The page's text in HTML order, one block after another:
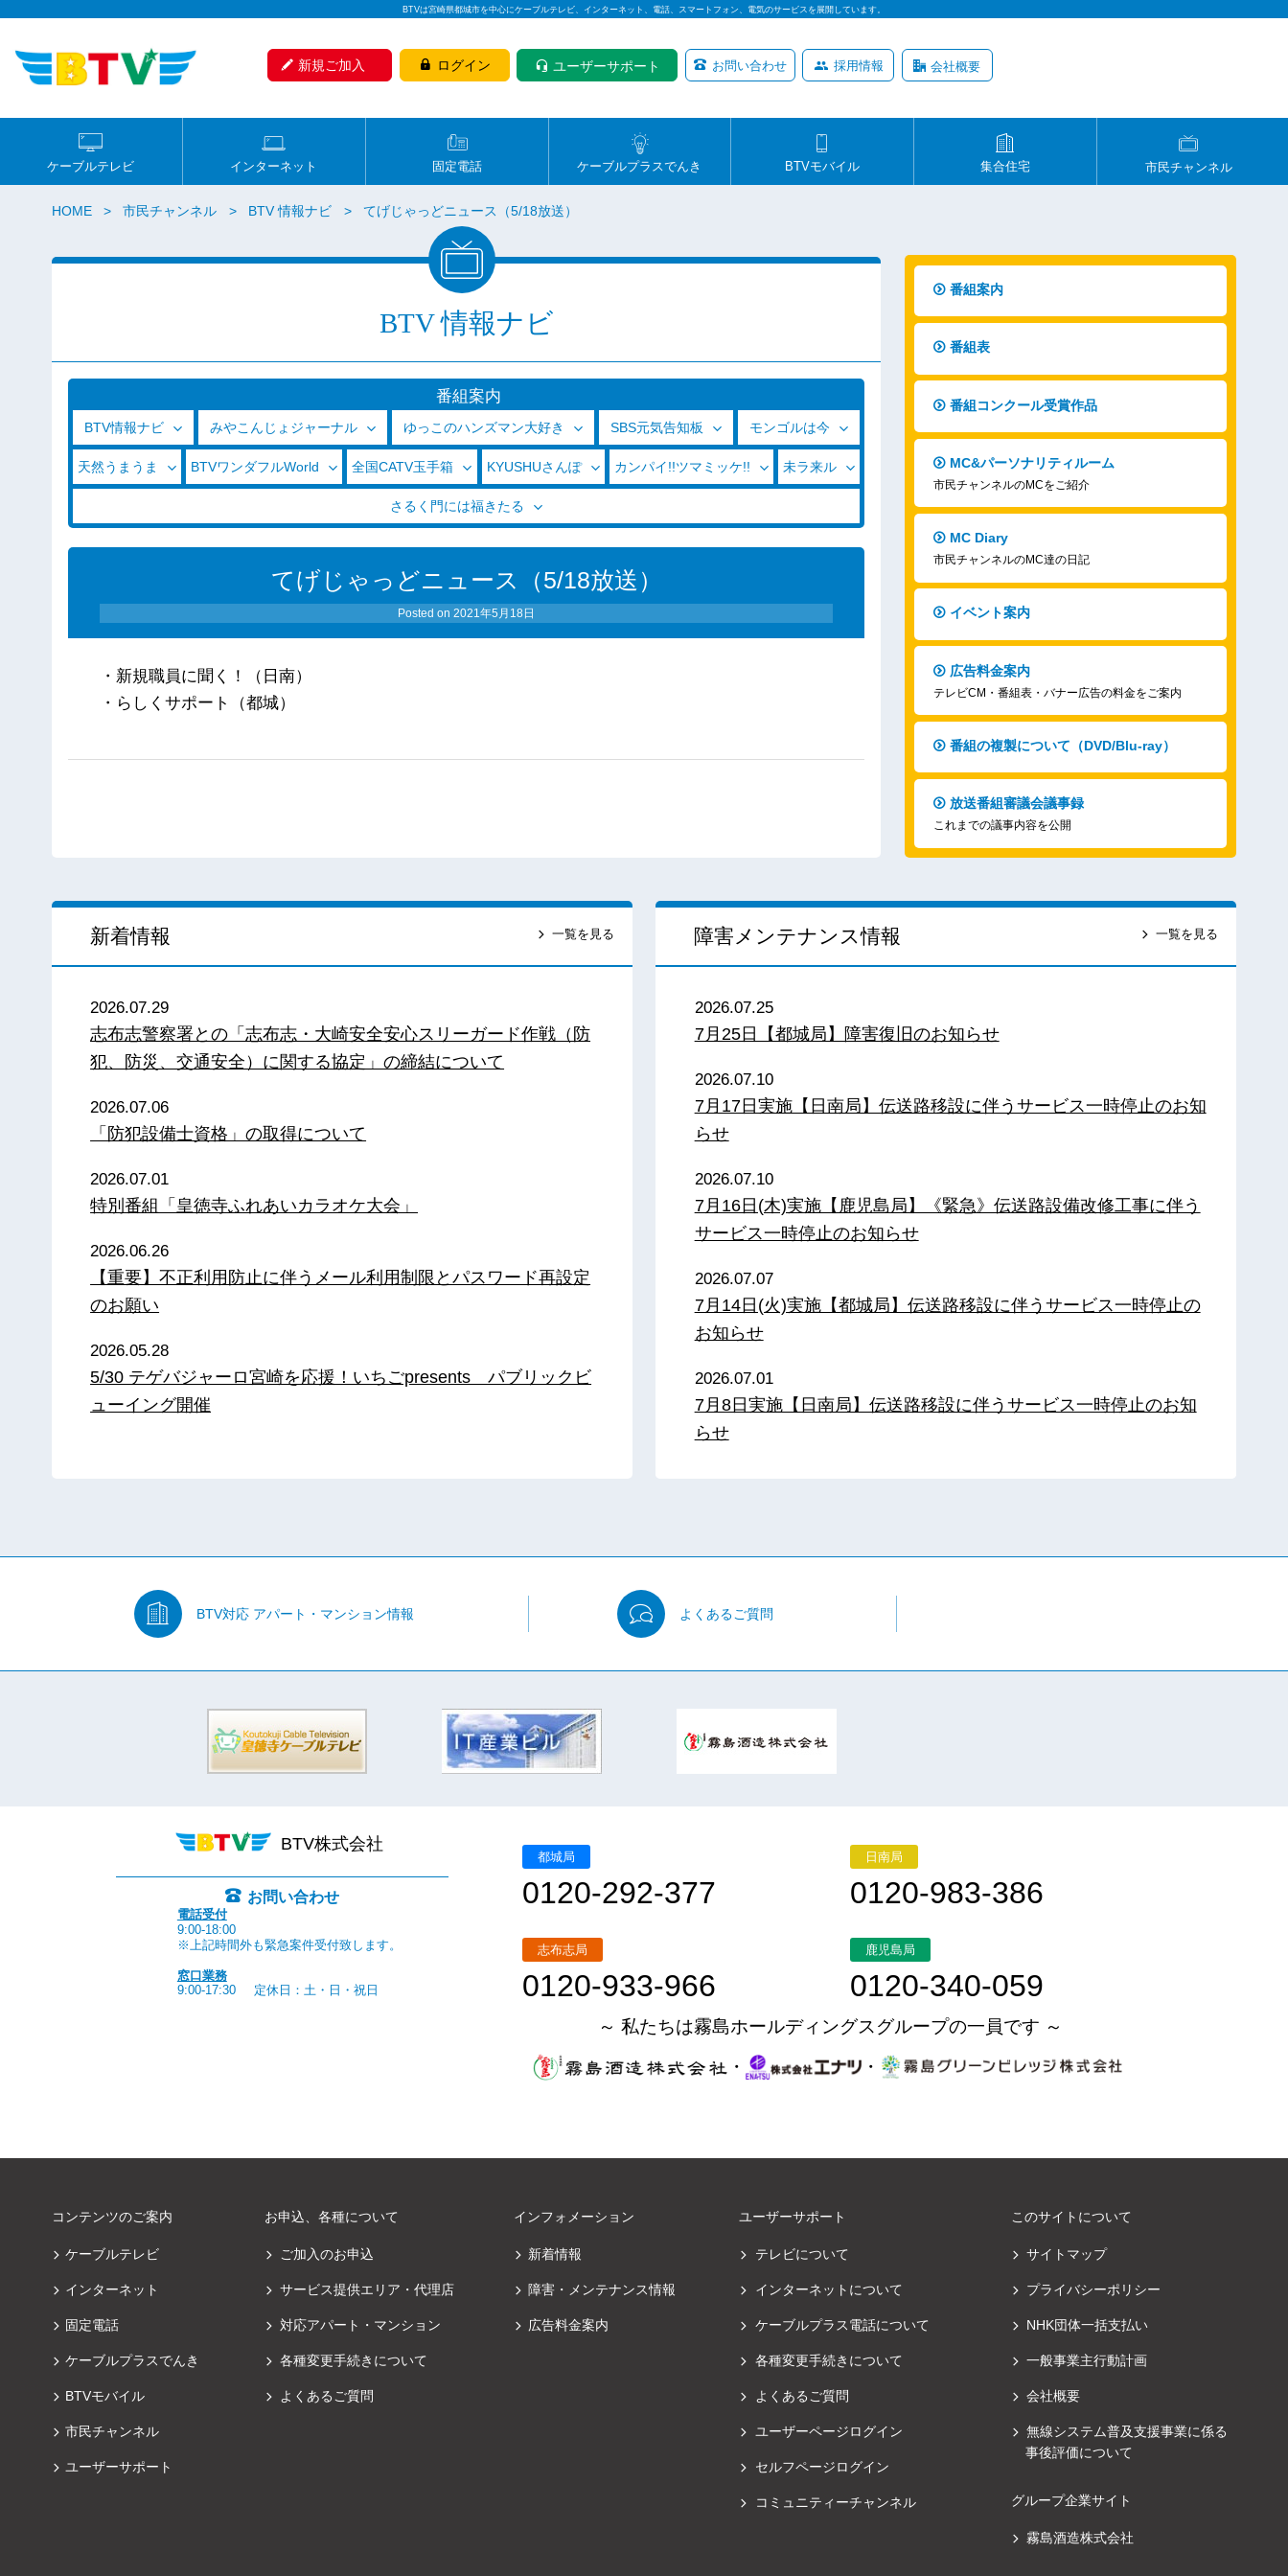
BTVは宮崎県都城市を中心にケーブルテレビ、インターネット、電話、スマートフォン、電気のサービスを展開しています。
新規ご加入 ログイン ユーザーサポート お問い合わせ 採用情報 会社概要
ケーブルテレビ インターネット 固定電話 ケーブルプラスでんき BTVモバイル 集合住宅 市民チャンネル
HOME 市民チャンネル BTV 情報ナビ てげじゃっどニュース（5/18放送）
BTV 情報ナビ
番組案内
BTV情報ナビ みやこんじょジャーナル ゆっこのハンズマン大好き SBS元気告知板 モンゴルは今
天然うまうま BTVワンダフルWorld 全国CATV玉手箱 KYUSHUさんぽ カンパイ!!ツマミッケ!! 未ラ来ル
さるく門には福きたる
てげじゃっどニュース（5/18放送）
Posted on2021年5月18日
・新規職員に聞く！（日南）
・らしくサポート（都城）
番組案内
番組表
番組コンクール受賞作品
MC&パーソナリティルーム
市民チャンネルのMCをご紹介
MC Diary
市民チャンネルのMC達の日記
イベント案内
広告料金案内
テレビCM・番組表・バナー広告の料金をご案内
番組の複製について（DVD/Blu-ray）
放送番組審議会議事録
これまでの議事内容を公開
新着情報 一覧を見る
2026.07.29
志布志警察署との「志布志・大崎安全安心スリーガード作戦（防
犯、防災、交通安全）に関する協定」の締結について
2026.07.06
「防犯設備士資格」の取得について
2026.07.01
特別番組「皇徳寺ふれあいカラオケ大会」
2026.06.26
【重要】不正利用防止に伴うメール利用制限とパスワード再設定
のお願い
2026.05.28
5/30 テゲバジャーロ宮崎を応援！いちごpresents パブリックビ
ューイング開催
障害メンテナンス情報 一覧を見る
2026.07.25
7月25日【都城局】障害復旧のお知らせ
2026.07.10
7月17日実施【日南局】伝送路移設に伴うサービス一時停止のお知
らせ
2026.07.10
7月16日(木)実施【鹿児島局】《緊急》伝送路設備改修工事に伴う
サービス一時停止のお知らせ
2026.07.07
7月14日(火)実施【都城局】伝送路移設に伴うサービス一時停止の
お知らせ
2026.07.01
7月8日実施【日南局】伝送路移設に伴うサービス一時停止のお知
らせ
BTV対応 アパート・マンション情報 よくあるご質問
BTV株式会社
お問い合わせ
電話受付
9:00-18:00
※上記時間外も緊急案件受付致します。
窓口業務
9:00-17:30
定休日：土・日・祝日
都城局
0120-292-377
日南局
0120-983-386
志布志局
0120-933-966
鹿児島局
0120-340-059
～ 私たちは霧島ホールディングスグループの一員です ～
・
・
コンテンツのご案内
ケーブルテレビ
インターネット
固定電話
ケーブルプラスでんき
BTVモバイル
市民チャンネル
ユーザーサポート
お申込、各種について
ご加入のお申込
サービス提供エリア・代理店
対応アパート・マンション
各種変更手続きについて
よくあるご質問
インフォメーション
新着情報
障害・メンテナンス情報
広告料金案内
ユーザーサポート
テレビについて
インターネットについて
ケーブルプラス電話について
各種変更手続きについて
よくあるご質問
ユーザーページログイン
セルフページログイン
コミュニティーチャンネル
このサイトについて
サイトマップ
プライバシーポリシー
NHK団体一括支払い
一般事業主行動計画
会社概要
無線システム普及支援事業に係る
事後評価について
グループ企業サイト
霧島酒造株式会社